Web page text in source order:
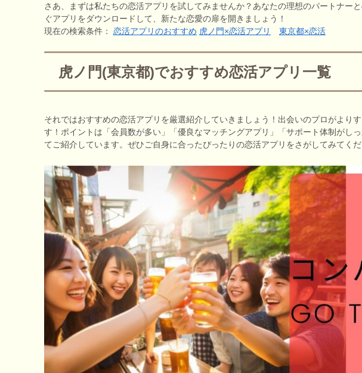
さあ、まずは私たちの恋活アプリを試してみませんか？あなたの理想のパートナー
ぐアプリをダウンロードして、新たな恋愛の扉を開きましょう！
現在の検索条件： 恋活アプリのおすすめ 虎ノ門×恋活アプリ 東京都×恋活
虎ノ門(東京都)でおすすめ恋活アプリ一覧
それではおすすめの恋活アプリを厳選紹介していきましょう！出会いのプロがより
す！ポイントは「会員数が多い」「優良なマッチングアプリ」「サポート体制がし
てご紹介しています。ぜひご自身に合ったぴったりの恋活アプリをさがしてみてくだ